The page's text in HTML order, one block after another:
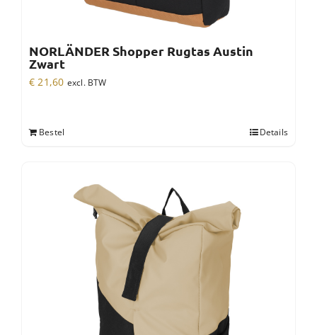
NORLÄNDER Shopper Rugtas Austin
Zwart
€ 21,60 excl. BTW
Bestel Details